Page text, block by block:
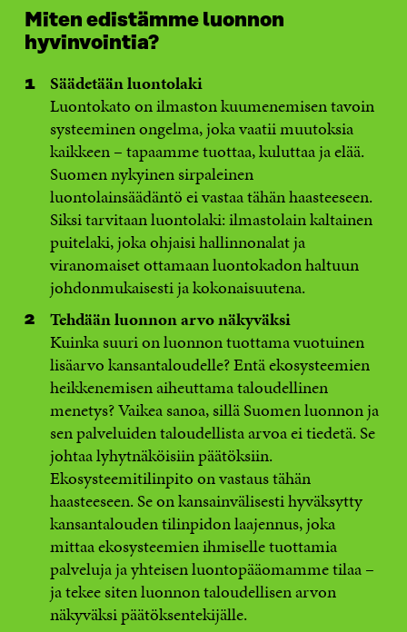
Miten edistämme luonnon
hyvinvointia?
Säädetään luontolaki
Luontokato on ilmaston kuumenemisen tavoin
systeeminen ongelma, joka vaatii muutoksia
kaikkeen – tapaamme tuottaa, kuluttaa ja elää.
Suomen nykyinen sirpaleinen
luontolainsäädäntö ei vastaa tähän haasteeseen.
Siksi tarvitaan luontolaki: ilmastolain kaltainen
puitelaki, joka ohjaisi hallinnonalat ja
viranomaiset ottamaan luontokadon haltuun
johdonmukaisesti ja kokonaisuutena.
Tehdään luonnon arvo näkyväksi
Kuinka suuri on luonnon tuottama vuotuinen
lisäarvo kansantaloudelle? Entä ekosysteemien
heikkenemisen aiheuttama taloudellinen
menetys? Vaikea sanoa, sillä Suomen luonnon ja
sen palveluiden taloudellista arvoa ei tiedetä. Se
johtaa lyhytnäköisiin päätöksiin.
Ekosysteemitilinpito on vastaus tähän
haasteeseen. Se on kansainvälisesti hyväksytty
kansantalouden tilinpidon laajennus, joka
mittaa ekosysteemien ihmiselle tuottamia
palveluja ja yhteisen luontopääomamme tilaa –
ja tekee siten luonnon taloudellisen arvon
näkyväksi päätöksentekijälle.